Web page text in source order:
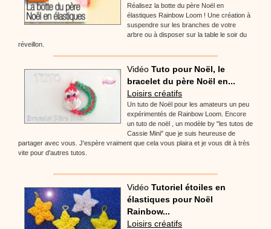
Réalisez la botte du père Noël en
élastiques Rainbow Loom ! Une création à
suspendre sur les branches de votre
arbre ou à disposer sur la table le soir du
réveillon.
Vidéo Tuto pour Noël, le
bracelet du père Noël en...
Loisirs créatifs
Un tuto de Noël pour les amateurs un peu
expérimentés de Rainbow Loom. Encore
un tuto de noël , un modèle by "les tutos de
Cassie Mini" que je suis heureuse de
partager avec vous. J'espère vraiment que cela vous plaira et je vous dit à très
vite pour d'autres tutos.
Vidéo Tutoriel étoiles en
élastiques pour Noël
Rainbow...
Loisirs créatifs